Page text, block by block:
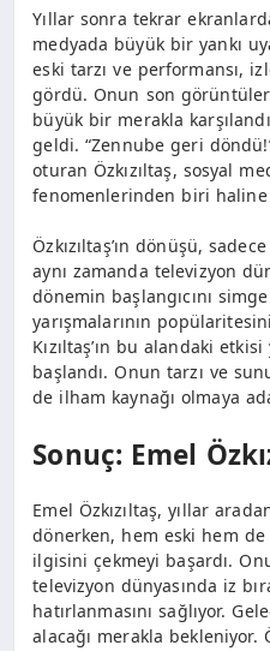
Yıllar sonra tekrar
medyada büyük bir yankı
eski tarzı ve performansı,
gördü. Onun son
büyük bir merakla
geldi. “Zennube geri
oturan Özkızıltaş, sosyal
fenomenlerinden biri
Özkızıltaş’ın dönüşü,
aynı zamanda televizyon
dönemin başlangıcını
yarışmalarının
Kızıltaş’ın bu alandaki
başlandı. Onun tarzı ve
de ilham kaynağı olmaya
Sonuç: Emel
Emel Özkızıltaş, yıllar
dönerken, hem eski hem
ilgisini çekmeyi başardı.
televizyon dünyasında iz
hatırlanmasını sağlıyor.
alacağı merakla